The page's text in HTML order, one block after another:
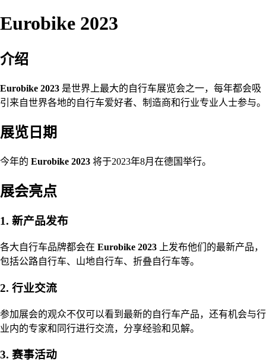
Eurobike 2023
介绍
Eurobike 2023 是世界上最大的自行车展览会之一，每年都会吸
引来自世界各地的自行车爱好者、制造商和行业专业人士参与。
展览日期
今年的 Eurobike 2023 将于2023年8月在德国举行。
展会亮点
1. 新产品发布
各大自行车品牌都会在 Eurobike 2023 上发布他们的最新产品，
包括公路自行车、山地自行车、折叠自行车等。
2. 行业交流
参加展会的观众不仅可以看到最新的自行车产品，还有机会与行
业内的专家和同行进行交流，分享经验和见解。
3. 赛事活动